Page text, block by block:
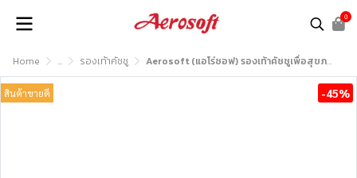
0
Home ... รองเท้าคัชชู Aerosoft (แอโร่ซอฟ) รองเท้าคัชชูเพื่อสุขภาพ รุ่น CW308
สินค้าขายดี -45%